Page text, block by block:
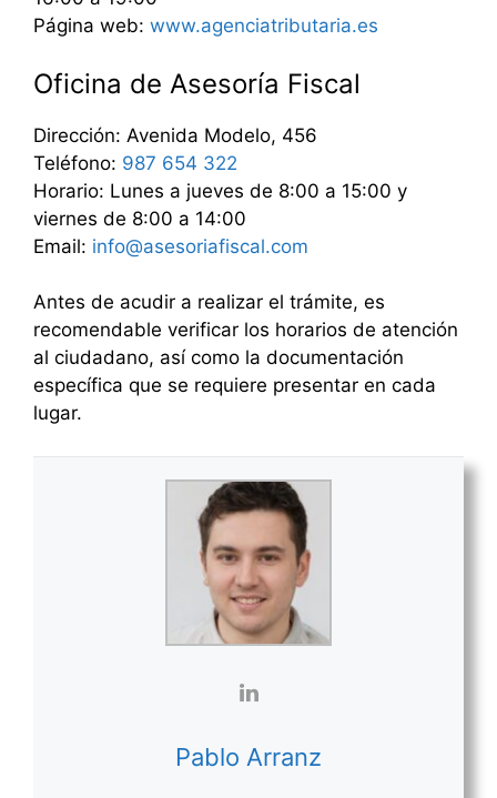
Página web: www.agenciatributaria.es
Oficina de Asesoría Fiscal
Dirección: Avenida Modelo, 456
Teléfono: 987 654 322
Horario: Lunes a jueves de 8:00 a 15:00 y
viernes de 8:00 a 14:00
Email: info@asesoriafiscal.com
Antes de acudir a realizar el trámite, es
recomendable verificar los horarios de atención
al ciudadano, así como la documentación
específica que se requiere presentar en cada
lugar.
Pablo Arranz